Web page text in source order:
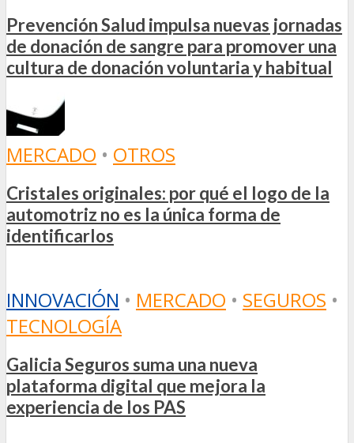
Prevención Salud impulsa nuevas jornadas
de donación de sangre para promover una
cultura de donación voluntaria y habitual
MERCADO • OTROS
Cristales originales: por qué el logo de la
automotriz no es la única forma de
identificarlos
INNOVACIÓN • MERCADO • SEGUROS •
TECNOLOGÍA
Galicia Seguros suma una nueva
plataforma digital que mejora la
experiencia de los PAS